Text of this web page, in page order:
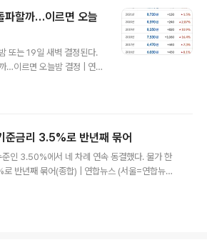
파할까…이르면 오늘
또는 19일 새벽 결정된다.
…이르면 오늘밤 결정 | 연합
정된다. www.yna.co.kr 출
직금 계산기 play.google.c
준금리 3.5%로 반년째 묶어
인 3.50%에서 네 차례 연속 동결했다. 물가 한
반년째 묶어(종합) | 연합뉴스 (서울=연합뉴
. www.yna.co.kr 출처: 연합뉴스(https://ww